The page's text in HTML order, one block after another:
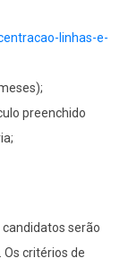
linhas-e-
preenchido
serão
critérios de